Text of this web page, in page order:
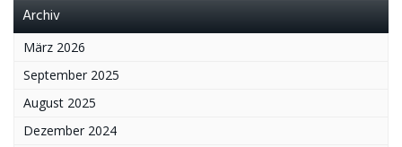
Archiv
März 2026
September 2025
August 2025
Dezember 2024